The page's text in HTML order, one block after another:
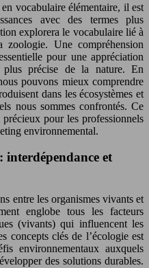
vocabulaire élémentaire, il est
avec des termes plus
explorera le vocabulaire lié à
Une compréhension
pour une appréciation
précise de la nature. En
pouvons mieux comprendre
dans les écosystèmes et
nous sommes confrontés. Ce
pour les professionnels
environnemental.
interdépendance et
entre les organismes vivants et
englobe tous les facteurs
(vivants) qui influencent les
concepts clés de l’écologie est
environnementaux auxquels
des solutions durables.